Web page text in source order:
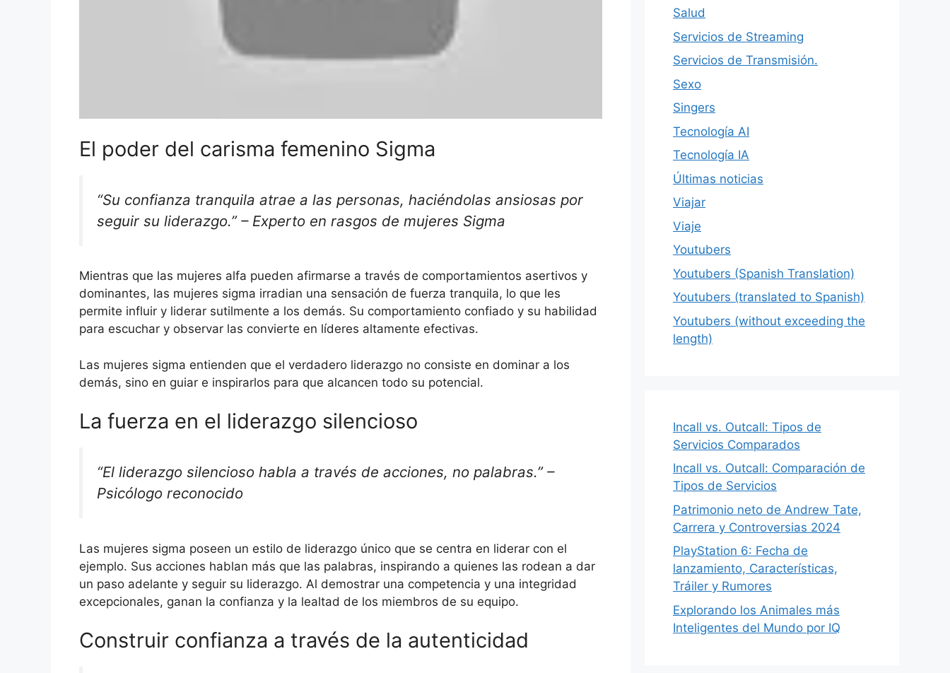
El poder del carisma femenino Sigma
“Su confianza tranquila atrae a las personas, haciéndolas ansiosas por
seguir su liderazgo.” – Experto en rasgos de mujeres Sigma
Mientras que las mujeres alfa pueden afirmarse a través de comportamientos asertivos y
dominantes, las mujeres sigma irradian una sensación de fuerza tranquila, lo que les
permite influir y liderar sutilmente a los demás. Su comportamiento confiado y su habilidad
para escuchar y observar las convierte en líderes altamente efectivas.
Las mujeres sigma entienden que el verdadero liderazgo no consiste en dominar a los
demás, sino en guiar e inspirarlos para que alcancen todo su potencial.
La fuerza en el liderazgo silencioso
“El liderazgo silencioso habla a través de acciones, no palabras.” –
Psicólogo reconocido
Las mujeres sigma poseen un estilo de liderazgo único que se centra en liderar con el
ejemplo. Sus acciones hablan más que las palabras, inspirando a quienes las rodean a dar
un paso adelante y seguir su liderazgo. Al demostrar una competencia y una integridad
excepcionales, ganan la confianza y la lealtad de los miembros de su equipo.
Construir confianza a través de la autenticidad
Salud
Servicios de Streaming
Servicios de Transmisión.
Sexo
Singers
Tecnología AI
Tecnología IA
Últimas noticias
Viajar
Viaje
Youtubers
Youtubers (Spanish Translation)
Youtubers (translated to Spanish)
Youtubers (without exceeding the
length)
Incall vs. Outcall: Tipos de
Servicios Comparados
Incall vs. Outcall: Comparación de
Tipos de Servicios
Patrimonio neto de Andrew Tate,
Carrera y Controversias 2024
PlayStation 6: Fecha de
lanzamiento, Características,
Tráiler y Rumores
Explorando los Animales más
Inteligentes del Mundo por IQ